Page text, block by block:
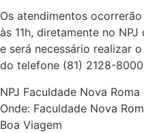
Os atendimentos
às 11h, diretamente no
e será necessário realizar
do telefone (81) 2128-
NPJ Faculdade Nova Roma
Onde: Faculdade Nova
Boa Viagem